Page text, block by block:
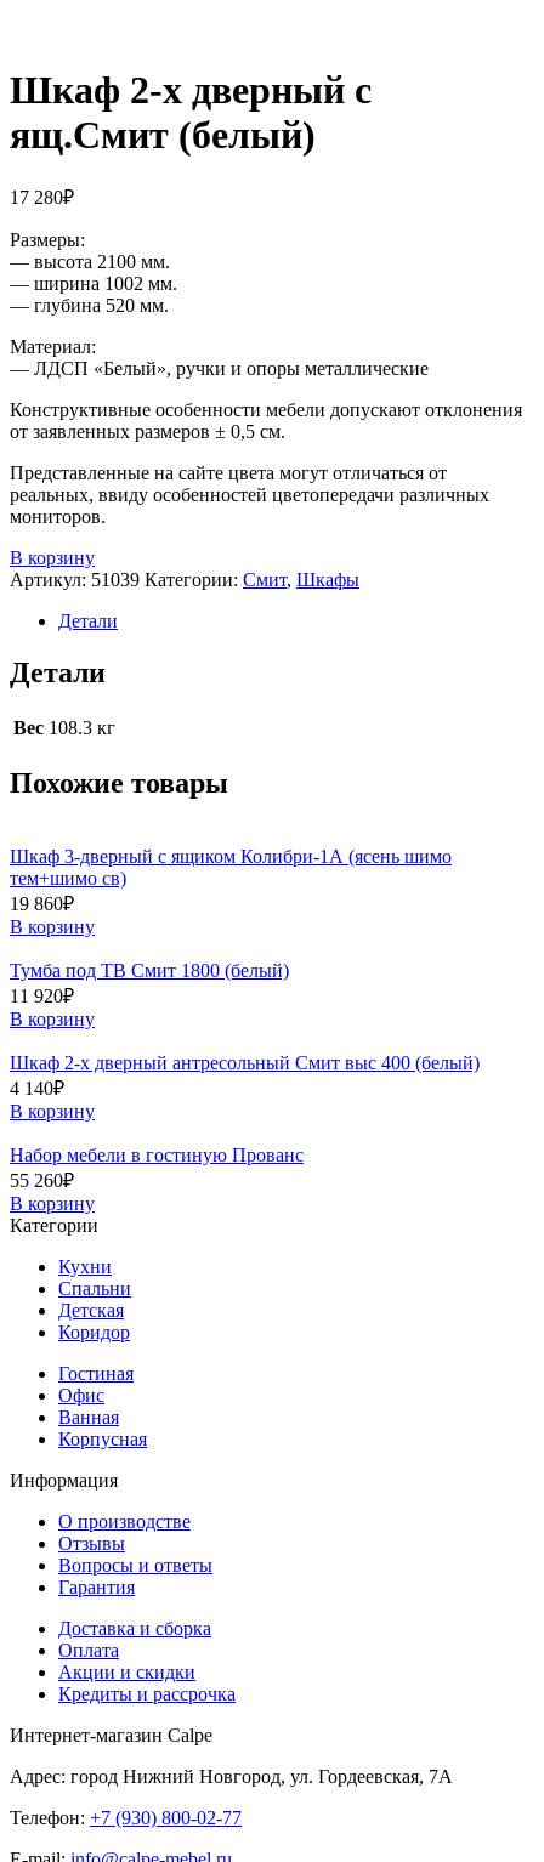
Шкаф 2-х дверный с
ящ.Смит (белый)
17 280₽
Размеры:
— высота 2100 мм.
— ширина 1002 мм.
— глубина 520 мм.
Материал:
— ЛДСП «Белый», ручки и опоры металлические
Конструктивные особенности мебели допускают отклонения
от заявленных размеров ± 0,5 см.
Представленные на сайте цвета могут отличаться от
реальных, ввиду особенностей цветопередачи различных
мониторов.
В корзину
Артикул: 51039 Категории: Смит, Шкафы
Детали
Детали
Вес 108.3 кг
Похожие товары
Шкаф 3-дверный с ящиком Колибри-1А (ясень шимо
тем+шимо св)
19 860₽
В корзину
Тумба под ТВ Смит 1800 (белый)
11 920₽
В корзину
Шкаф 2-х дверный антресольный Смит выс 400 (белый)
4 140₽
В корзину
Набор мебели в гостиную Прованс
55 260₽
В корзину
Категории
Кухни
Спальни
Детская
Коридор
Гостиная
Офис
Ванная
Корпусная
Информация
О производстве
Отзывы
Вопросы и ответы
Гарантия
Доставка и сборка
Оплата
Акции и скидки
Кредиты и рассрочка
Интернет-магазин Calpe
Адрес: город Нижний Новгород, ул. Гордеевская, 7А
Телефон: +7 (930) 800-02-77